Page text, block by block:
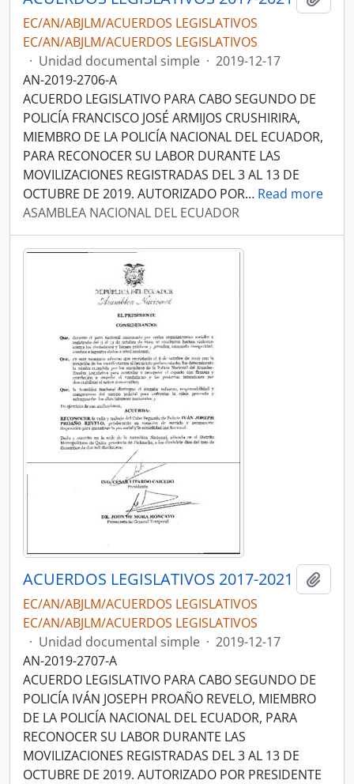
EC/AN/ABJLM/ACUERDOS LEGISLATIVOS
EC/AN/ABJLM/ACUERDOS LEGISLATIVOS
· Unidad documental simple · 2019-12-17
AN-2019-2706-A
ACUERDO LEGISLATIVO PARA CABO SEGUNDO DE
POLICÍA FRANCISCO JOSÉ ARMIJOS CRUSHIRIRA,
MIEMBRO DE LA POLICÍA NACIONAL DEL ECUADOR,
PARA RECONOCER SU LABOR DURANTE LAS
MOVILIZACIONES REGISTRADAS DEL 3 AL 13 DE
OCTUBRE DE 2019. AUTORIZADO POR… Read more
ASAMBLEA NACIONAL DEL ECUADOR
ACUERDOS LEGISLATIVOS 2017-2021
EC/AN/ABJLM/ACUERDOS LEGISLATIVOS
EC/AN/ABJLM/ACUERDOS LEGISLATIVOS
· Unidad documental simple · 2019-12-17
AN-2019-2707-A
ACUERDO LEGISLATIVO PARA CABO SEGUNDO DE
POLICÍA IVÁN JOSEPH PROAÑO REVELO, MIEMBRO
DE LA POLICÍA NACIONAL DEL ECUADOR, PARA
RECONOCER SU LABOR DURANTE LAS
MOVILIZACIONES REGISTRADAS DEL 3 AL 13 DE
OCTUBRE DE 2019. AUTORIZADO POR PRESIDENTE